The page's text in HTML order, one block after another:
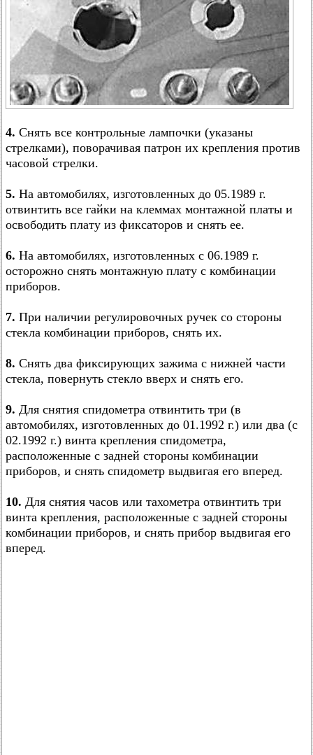
4. Снять все контрольные лампочки (указаны
стрелками), поворачивая патрон их крепления против
часовой стрелки.
5. На автомобилях, изготовленных до 05.1989 г.
отвинтить все гайки на клеммах монтажной платы и
освободить плату из фиксаторов и снять ее.
6. На автомобилях, изготовленных с 06.1989 г.
осторожно снять монтажную плату с комбинации
приборов.
7. При наличии регулировочных ручек со стороны
стекла комбинации приборов, снять их.
8. Снять два фиксирующих зажима с нижней части
стекла, повернуть стекло вверх и снять его.
9. Для снятия спидометра отвинтить три (в
автомобилях, изготовленных до 01.1992 г.) или два (с
02.1992 г.) винта крепления спидометра,
расположенные с задней стороны комбинации
приборов, и снять спидометр выдвигая его вперед.
10. Для снятия часов или тахометра отвинтить три
винта крепления, расположенные с задней стороны
комбинации приборов, и снять прибор выдвигая его
вперед.